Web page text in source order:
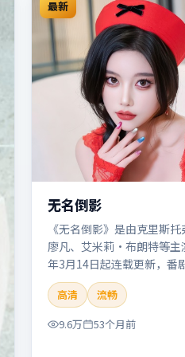
最新
无名倒影
《无名倒影》是由克里斯
廖凡、艾米莉·布朗特等主
年3月14日起连载更新，番
放。剧情与看点：旅程险象
带来沉浸式探险体验。本片
「克里斯托弗·诺兰」「冒
「2022-03-14上映」等关
高清
流畅
9.6万
53个月前